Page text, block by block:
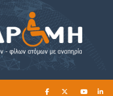
ΔΙΑΒΑΣΤΕ ΕΔΩ ►